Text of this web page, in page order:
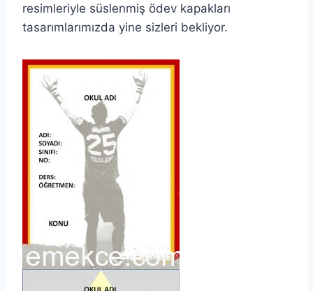
resimleriyle süslenmiş ödev kapakları
tasarımlarımızda yine sizleri bekliyor.